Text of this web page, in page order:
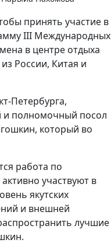
принять участие в
III Международных
в центре отдыха
России, Китая и
Петербурга,
и полномочный посол
который во
работа по
участвуют в
якутских
и внешней
лучшие